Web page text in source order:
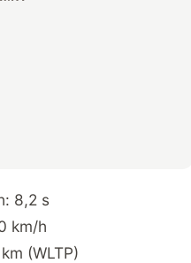
8,2 s
km/h
(WLTP)